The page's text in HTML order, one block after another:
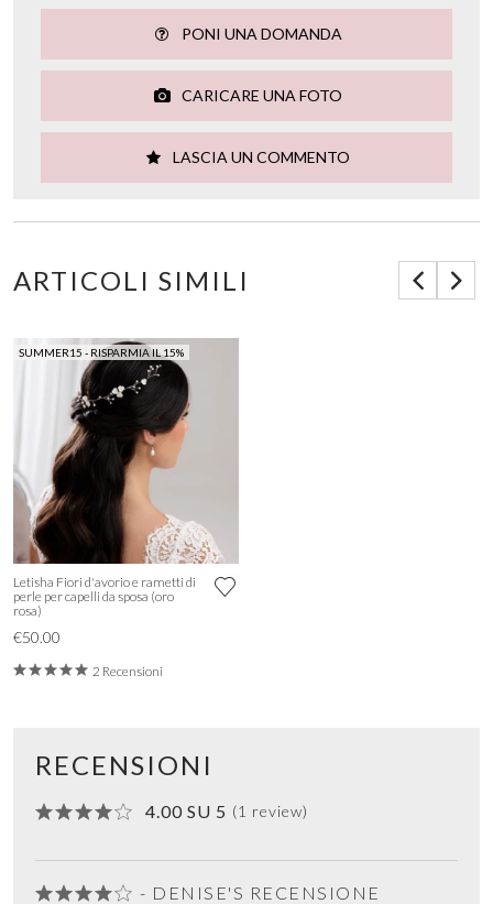
PONI UNA DOMANDA
CARICARE UNA FOTO
LASCIA UN COMMENTO
ARTICOLI SIMILI
SUMMER15 - RISPARMIA IL 15%
Letisha Fiori d'avorio e rametti di
perle per capelli da sposa (oro
rosa)
€50.00
2 Recensioni
RECENSIONI
4.00 SU 5 (1 review)
- DENISE'S RECENSIONE